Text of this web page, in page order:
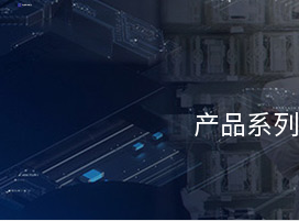
产品系列